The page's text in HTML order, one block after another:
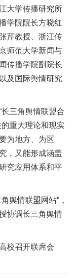
大学传播研究所
学院院长方晓红
芹教授、浙江传
师范大学新闻与
传播学院副院长
及国际舆情研究
三角舆情联盟合
重大理论和现实
为地方、为区
，又能形成涵盖
究应用体系和平
情联盟网站”，
协调长三角舆情
校召开联席会